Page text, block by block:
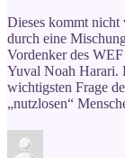
Dieses kommt nicht
durch eine
Vordenker des
Yuval Noah Harari.
wichtigsten Frage
„nutzlosen“